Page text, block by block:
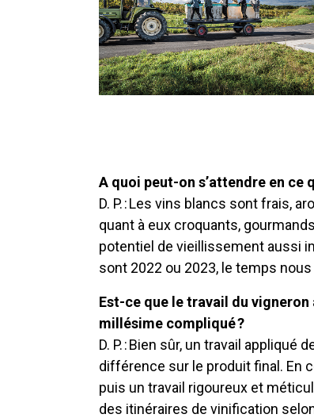
A quoi peut-on s’attendre en ce
D. P. : Les vins blancs sont frais,
quant à eux croquants,
potentiel de vieillissement aussi
sont 2022 ou 2023, le temps nous
Est-ce que le travail du
millésime compliqué ?
D. P. : Bien sûr, un travail
différence sur le produit final. En
puis un travail rigoureux et
des itinéraires de vinification